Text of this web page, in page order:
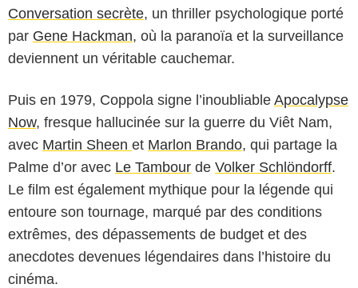
Conversation secrète, un thriller psychologique porté
par Gene Hackman, où la paranoïa et la surveillance
deviennent un véritable cauchemar.
Puis en 1979, Coppola signe l’inoubliable Apocalypse
Now, fresque hallucinée sur la guerre du Viêt Nam,
avec Martin Sheen et Marlon Brando, qui partage la
Palme d’or avec Le Tambour de Volker Schlöndorff.
Le film est également mythique pour la légende qui
entoure son tournage, marqué par des conditions
extrêmes, des dépassements de budget et des
anecdotes devenues légendaires dans l’histoire du
cinéma.